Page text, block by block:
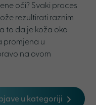
oči? Svaki proces
rezultirati raznim
to da je koža oko
promjena u
na ovom
u kategoriji